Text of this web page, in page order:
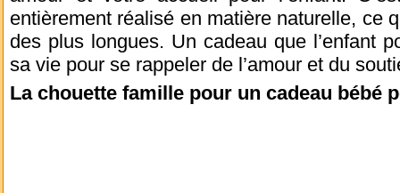
entièrement réalisé en matière naturelle, ce
des plus longues. Un cadeau que l’enfant
sa vie pour se rappeler de l’amour et du
La chouette famille pour un cadeau bébé